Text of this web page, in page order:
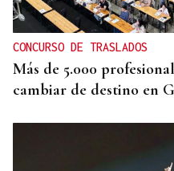
CONCURSO DE TRASLADOS
Más de 5.000
cambiar de destino en